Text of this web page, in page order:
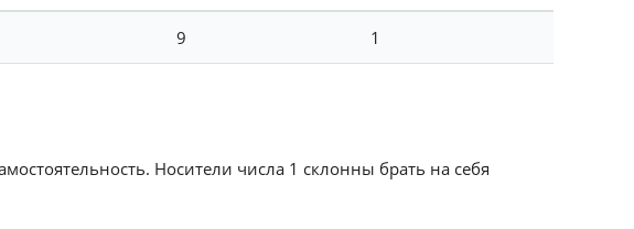
9 1
Носители числа 1 склонны брать на себя